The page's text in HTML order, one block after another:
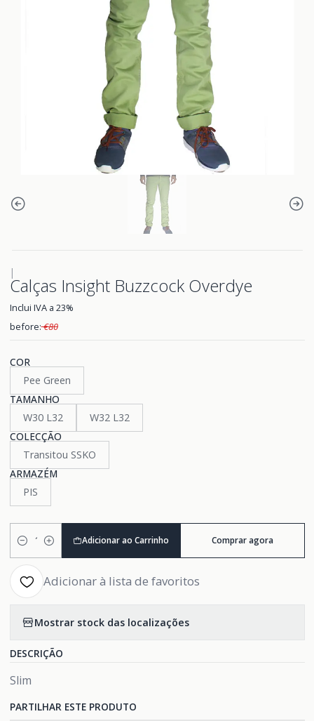
|
Calças Insight Buzzcock Overdye
Inclui IVA a 23%
before:€80
COR
Pee Green
TAMANHO
W30 L32
W32 L32
COLECÇÃO
Transitou SSKO
ARMAZÉM
PIS
Quantidade
Adicionar ao Carrinho Comprar agora
Adicionar à lista de favoritos
Mostrar stock das localizações
DESCRIÇÃO
Slim
PARTILHAR ESTE PRODUTO